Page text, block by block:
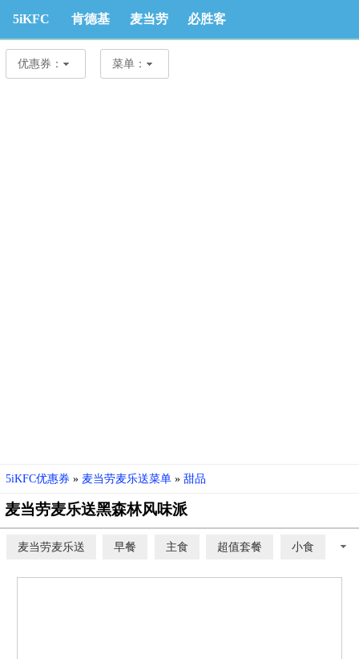
5iKFC
优惠券
肯德基 麦当劳
优惠券
必胜客
优惠券： 菜单：
5iKFC优惠券 » 麦当劳麦乐送菜单 » 甜品
麦当劳麦乐送黑森林风味派
麦当劳麦乐送 早餐 主食 超值套餐 小食
甜品 饮料 开心乐园餐